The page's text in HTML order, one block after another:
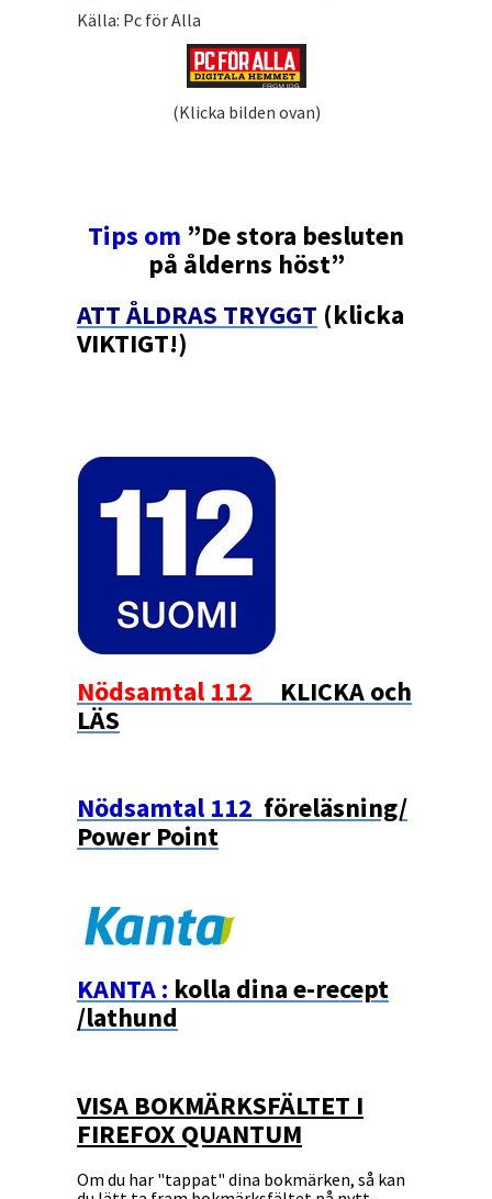
Källa: Pc för Alla
(Klicka bilden ovan)
Tips om ”De stora besluten
på ålderns höst”
ATT ÅLDRAS TRYGGT (klicka
VIKTIGT!)
Nödsamtal 112 KLICKA och
LÄS
Nödsamtal 112 föreläsning/
Power Point
KANTA : kolla dina e-recept
/lathund
VISA BOKMÄRKSFÄLTET I
FIREFOX QUANTUM
Om du har "tappat" dina bokmärken, så kan